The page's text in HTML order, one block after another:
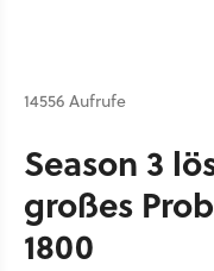
14556 Aufrufe
Season 3
großes
1800